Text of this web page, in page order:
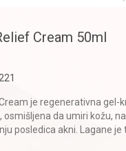
Cream 50ml
je regenerativna gel-
da umiri kožu,
posledica akni. Lagane je